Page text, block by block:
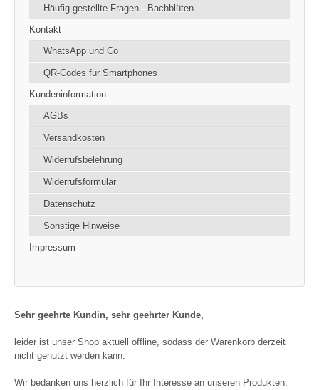
Häufig gestellte Fragen - Bachblüten
Kontakt
WhatsApp und Co
QR-Codes für Smartphones
Kundeninformation
AGBs
Versandkosten
Widerrufsbelehrung
Widerrufsformular
Datenschutz
Sonstige Hinweise
Impressum
Sehr geehrte Kundin, sehr geehrter Kunde,
leider ist unser Shop aktuell offline, sodass der Warenkorb derzeit
nicht genutzt werden kann.
Wir bedanken uns herzlich für Ihr Interesse an unseren Produkten.